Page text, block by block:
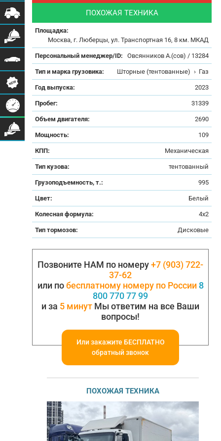
ПОХОЖАЯ ТЕХНИКА
Площадка:
Москва, г. Люберцы, ул. Транспортная 16, 8 км. МКАД
Персональный менеджер/ID: Овсянников А.(сов) / 13284
Тип и марка грузовика: Шторные (тентованные) › Газ
Год выпуска: 2023
Пробег: 31339
Объем двигателя: 2690
Мощность: 109
КПП: Механическая
Тип кузова: тентованный
Грузоподъемность, т.: 995
Цвет: Белый
Колесная формула: 4x2
Тип тормозов: Дисковые
Позвоните НАМ по номеру+7 (903) 722-
37-62
или побесплатному номеру по России 8
800 770 77 99
и за 5 минут Мы ответим на все Ваши
вопросы!
Или закажите БЕСПЛАТНО
обратный звонок
ПОХОЖАЯ ТЕХНИКА